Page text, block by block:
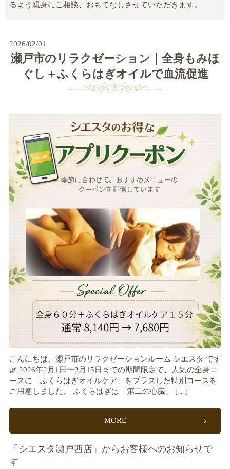
るよう親身にご相談、おもてなしさせていただきます。
2026/02/01
瀬戸市のリラクゼーション｜全身もみほ
ぐし＋ふくらはぎオイルで血流促進
こんにちは。瀬戸市のリラクゼーションルーム シエスタ です
🌿 2026年2月1日〜2月15日までの期間限定で、人気の全身コ
ースに「ふくらはぎオイルケア」をプラスした特別コースを
ご用意しました。 ふくらはぎは「第二の心臓」 […]
MORE
「シエスタ瀬戸西店」からお客様へのお知らせで
す